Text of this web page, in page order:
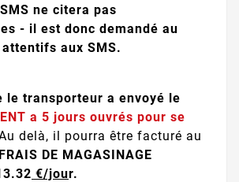
ne citera pas
- il est donc demandé au
aux SMS.
le transporteur a envoyé le
a 5 jours ouvrés pour se
delà, il pourra être facturé au
FRAIS DE MAGASINAGE
€/jour.